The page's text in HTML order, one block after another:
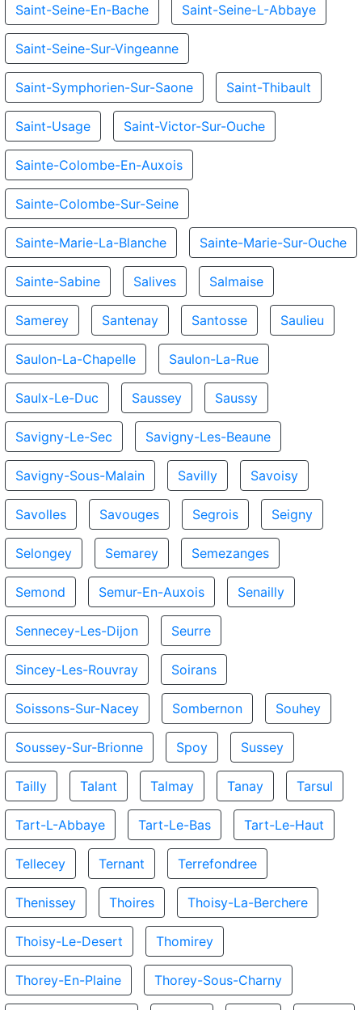
Saint-Seine-En-Bache Saint-Seine-L-Abbaye
Saint-Seine-Sur-Vingeanne
Saint-Symphorien-Sur-Saone Saint-Thibault
Saint-Usage Saint-Victor-Sur-Ouche
Sainte-Colombe-En-Auxois
Sainte-Colombe-Sur-Seine
Sainte-Marie-La-Blanche Sainte-Marie-Sur-Ouche
Sainte-Sabine Salives Salmaise
Samerey Santenay Santosse Saulieu
Saulon-La-Chapelle Saulon-La-Rue
Saulx-Le-Duc Saussey Saussy
Savigny-Le-Sec Savigny-Les-Beaune
Savigny-Sous-Malain Savilly Savoisy
Savolles Savouges Segrois Seigny
Selongey Semarey Semezanges
Semond Semur-En-Auxois Senailly
Sennecey-Les-Dijon Seurre
Sincey-Les-Rouvray Soirans
Soissons-Sur-Nacey Sombernon Souhey
Soussey-Sur-Brionne Spoy Sussey
Tailly Talant Talmay Tanay Tarsul
Tart-L-Abbaye Tart-Le-Bas Tart-Le-Haut
Tellecey Ternant Terrefondree
Thenissey Thoires Thoisy-La-Berchere
Thoisy-Le-Desert Thomirey
Thorey-En-Plaine Thorey-Sous-Charny